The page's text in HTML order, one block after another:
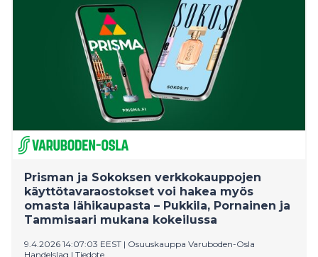
kilpiravintolat sekä kilven saaneet herkkumyymälä:
mukana on lähes 90 ravintolaa ja 20 herkkumyymälää
eri puolilla maata.
Prisman ja Sokoksen verkkokauppojen
käyttötavaraostokset voi hakea myös
omasta lähikaupasta – Pukkila, Pornainen ja
Tammisaari mukana kokeilussa
9.4.2026 14:07:03 EEST | Osuuskauppa Varuboden-Osla
Handelslag | Tiedote